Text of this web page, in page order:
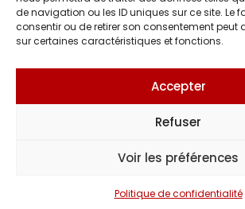
de navigation ou les ID uniques sur ce site. Le
consentir ou de retirer son consentement peut
sur certaines caractéristiques et fonctions.
Accepter
Refuser
Voir les préférences
Politique de confidentialité